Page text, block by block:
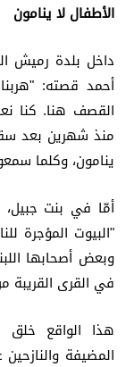
الأطفال لا ينامون
داخل بلدة رميش
أحمد قصته:
القصف هنا. كنا
منذ شهرين بعد
ينامون، وكلما
أمّا في بنت
"البيوت المؤجرة
وبعض أصحابها
في القرى القريبة
هذا الواقع خلق
المضيفة